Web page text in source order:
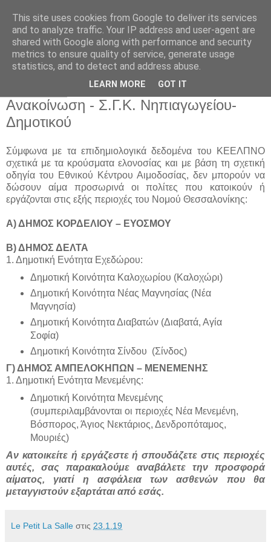
Παιδικός Σταθμός-
Νηπιαγωγείο "ΔΕΛΑΣΑΛ"
Ανακοίνωση - Σ.Γ.Κ. Νηπιαγωγείου-
Δημοτικού
Σύμφωνα με τα επιδημιολογικά δεδομένα του ΚΕΕΛΠΝΟ
σχετικά με τα κρούσματα ελονοσίας και με βάση τη σχετική
οδηγία του Εθνικού Κέντρου Αιμοδοσίας, δεν μπορούν να
δώσουν αίμα προσωρινά οι πολίτες που κατοικούν ή
εργάζονται στις εξής περιοχές του Νομού Θεσσαλονίκης:
Α) ΔΗΜΟΣ ΚΟΡΔΕΛΙΟΥ – ΕΥΟΣΜΟΥ
Β) ΔΗΜΟΣ ΔΕΛΤΑ
1. Δημοτική Ενότητα Εχεδώρου:
Δημοτική Κοινότητα Καλοχωρίου (Καλοχώρι)
Δημοτική Κοινότητα Νέας Μαγνησίας (Νέα
Μαγνησία)
Δημοτική Κοινότητα Διαβατών (Διαβατά, Αγία
Σοφία)
Δημοτική Κοινότητα Σίνδου (Σίνδος)
Γ) ΔΗΜΟΣ ΑΜΠΕΛΟΚΗΠΩΝ – ΜΕΝΕΜΕΝΗΣ
1. Δημοτική Ενότητα Μενεμένης:
Δημοτική Κοινότητα Μενεμένης
(συμπεριλαμβάνονται οι περιοχές Νέα Μενεμένη,
Βόσπορος, Άγιος Νεκτάριος, Δενδροπόταμος,
Μουριές)
Αν κατοικείτε ή εργάζεστε ή σπουδάζετε στις περιοχές
αυτές, σας παρακαλούμε αναβάλετε την προσφορά
αίματος, γιατί η ασφάλεια των ασθενών που θα
μεταγγιστούν εξαρτάται από εσάς.
Le Petit La Salle στις 23.1.19
This site uses cookies from Google to deliver its services
and to analyze traffic. Your IP address and user-agent are
shared with Google along with performance and security
metrics to ensure quality of service, generate usage
statistics, and to detect and address abuse.
LEARN MORE GOT IT